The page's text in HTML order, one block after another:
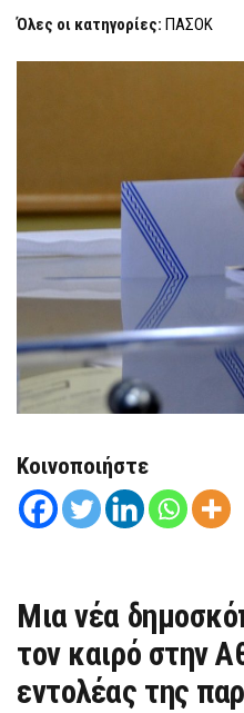
Όλες οι κατηγορίες: ΠΑΣΟΚ
Κοινοποιήστε
Μια νέα
τον καιρό στην
εντολέας της